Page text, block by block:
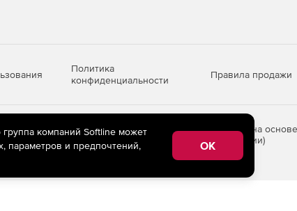
Политика
конфиденциальности
Правила продажи
технологии предоставления информации на
находящихся на территории Российской Федерации)
компаний Softline может
параметров и предпочтений,
OK